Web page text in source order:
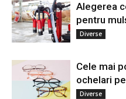
Alegerea
pentru
Diverse
Cele mai
ochelari
Diverse